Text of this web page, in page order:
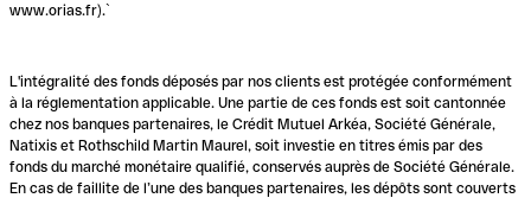
www.orias.fr).`
L'intégralité des fonds déposés par nos clients est protégée conformément
à la réglementation applicable. Une partie de ces fonds est soit cantonnée
chez nos banques partenaires, le Crédit Mutuel Arkéa, Société Générale,
Natixis et Rothschild Martin Maurel, soit investie en titres émis par des
fonds du marché monétaire qualifié, conservés auprès de Société Générale.
En cas de faillite de l’une des banques partenaires, les dépôts sont couverts